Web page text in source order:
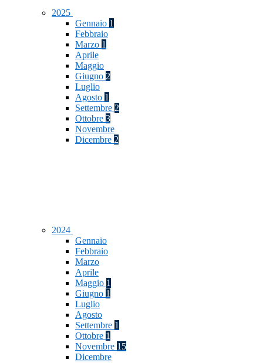
2025
Gennaio 1
Febbraio
Marzo 1
Aprile
Maggio
Giugno 2
Luglio
Agosto 1
Settembre 2
Ottobre 3
Novembre
Dicembre 2
2024
Gennaio
Febbraio
Marzo
Aprile
Maggio 1
Giugno 1
Luglio
Agosto
Settembre 1
Ottobre 1
Novembre 15
Dicembre